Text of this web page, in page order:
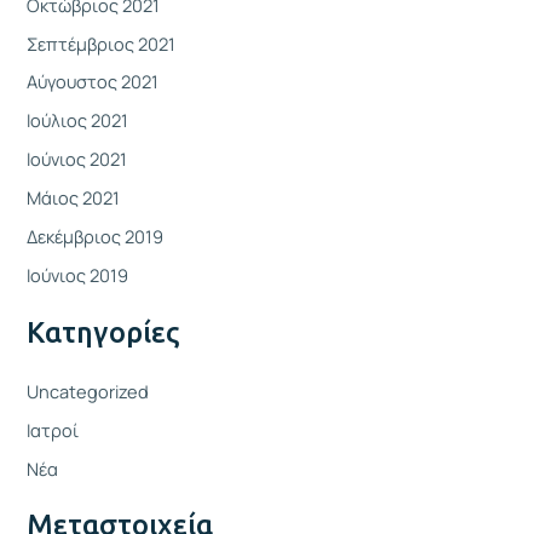
Σεπτέμβριος 2021
Αύγουστος 2021
Ιούλιος 2021
Ιούνιος 2021
Μάιος 2021
Δεκέμβριος 2019
Ιούνιος 2019
Kατηγορίες
Uncategorized
Ιατροί
Νέα
Μεταστοιχεία